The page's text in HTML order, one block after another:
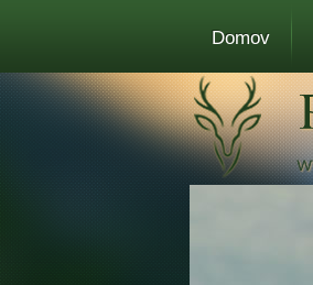
Domov